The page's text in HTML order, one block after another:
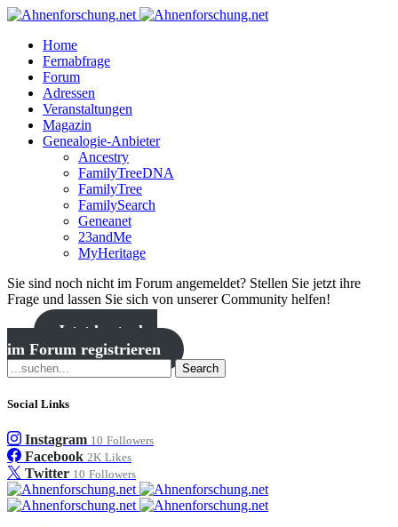
Home
Fernabfrage
Forum
Adressen
Veranstaltungen
Magazin
Genealogie-Anbieter
Ancestry
FamilyTreeDNA
FamilyTree
FamilySearch
Geneanet
23andMe
MyHeritage
Sie sind noch nicht im Forum angemeldet? Stellen Sie jetzt ihre
Frage und lassen Sie sich von unserer Community helfen!
Jetzt kostenlos
im Forum registrieren
Search
Social Links
Instagram 10 Followers
Facebook 2K Likes
Twitter 10 Followers